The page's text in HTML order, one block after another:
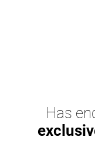
Has